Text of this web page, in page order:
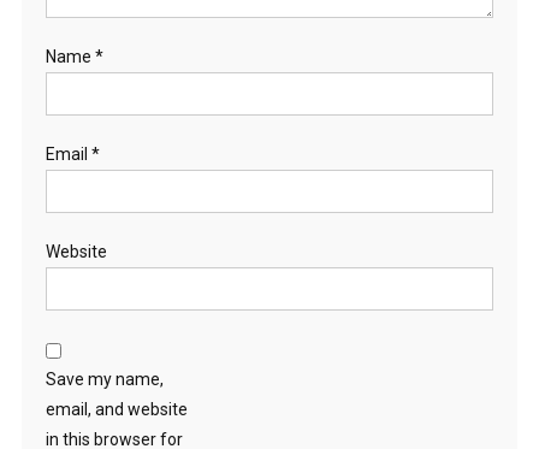
Name *
Email *
Website
Save my name,
email, and website
in this browser for